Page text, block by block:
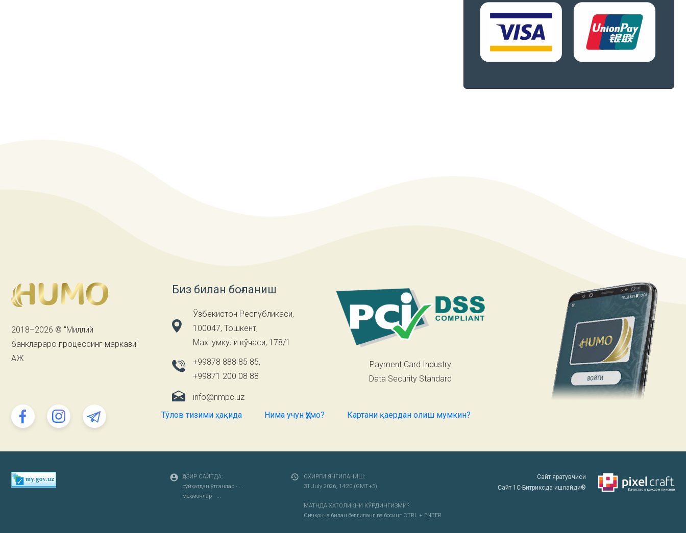
2018–2026 © "Миллий
банклараро процессинг маркази"
АЖ
Биз билан боғланиш
Ўзбекистон Республикаси,
100047, Тошкент,
Махтумкули кўчаси, 178/1
+99878 888 85 85,
+99871 200 08 88
info@nmpc.uz
Payment Card Industry
Data Security Standard
Тўлов тизими ҳақида Нима учун Ҳумо? Картани қаердан олиш мумкин?
ҲОЗИР САЙТДА:
рўйҳатдан ўтганлар - ...
меҳмонлар - ...
ОХИРГИ ЯНГИЛАНИШ:
31 July 2026, 14:20 (GMT+5)
МАТНДА ХАТОЛИКНИ КЎРДИНГИЗМИ?
Сичқонча билан белгиланг ва босинг CTRL + ENTER
Сайт яратувчиси
Сайт 1C-Битриксда ишлайди®